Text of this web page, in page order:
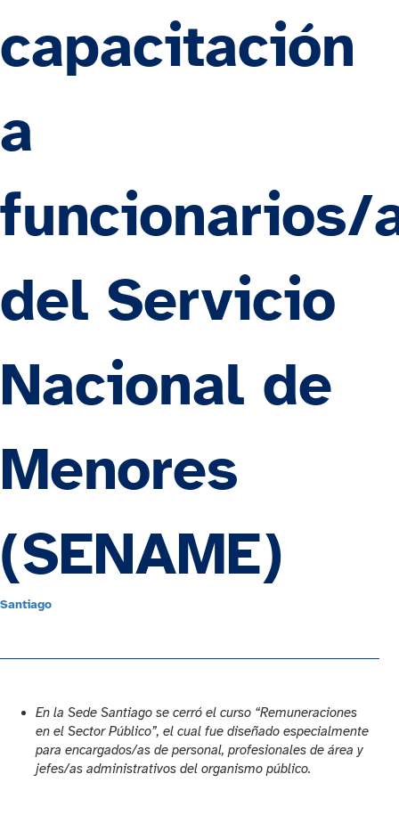
capacitación
a
funcionarios/
del Servicio
Nacional de
Menores
(SENAME)
Santiago
En la Sede Santiago se cerró el curso “Remuneraciones
en el Sector Público”, el cual fue diseñado especialmente
para encargados/as de personal, profesionales de área y
jefes/as administrativos del organismo público.